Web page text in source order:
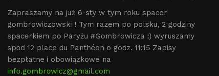
Zapraszamy na już 6-sty w tym roku spacer
gombrowiczowski ! Tym razem po polsku, 2 godziny
spacerkiem po Paryżu #Gombrowicza :) wyruszamy
spod 12 place du Panthéon o godz. 11:15 Zapisy
bezpłatne i obowiązkowe na
info.gombrowicz@gmail.com